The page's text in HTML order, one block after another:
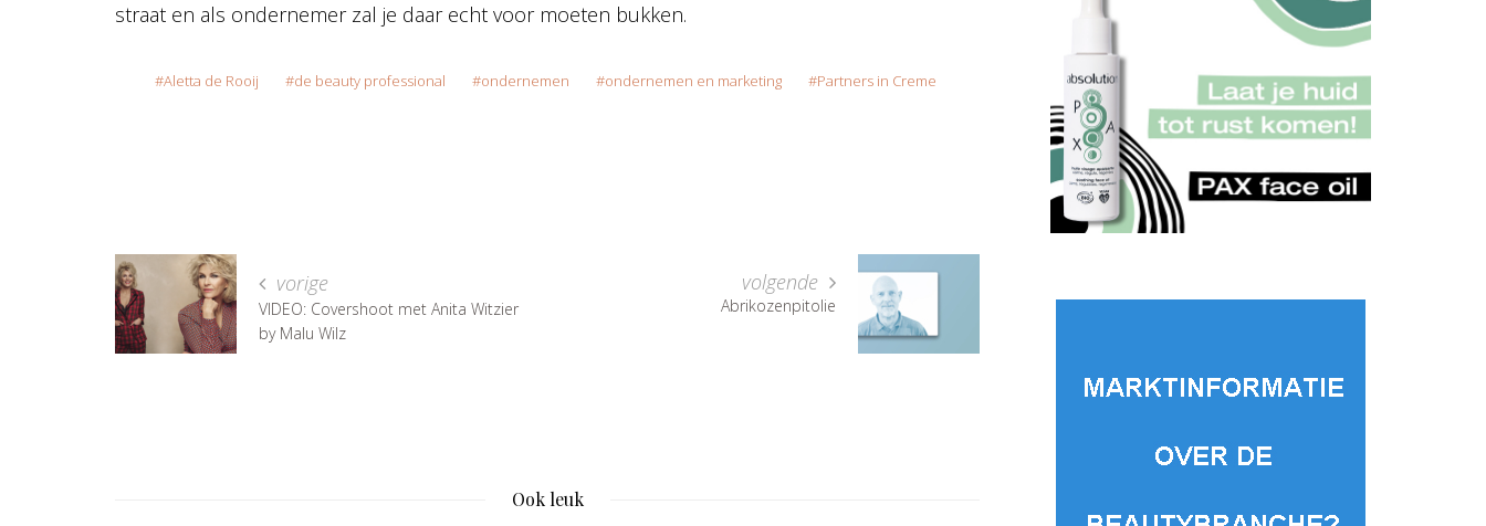
straat en als ondernemer zal je daar echt voor moeten bukken.
Aletta de Rooij de beauty professional ondernemen ondernemen en marketing Partners in Creme
vorige
VIDEO: Covershoot met Anita Witzier
by Malu Wilz
volgende
Abrikozenpitolie
Ook leuk